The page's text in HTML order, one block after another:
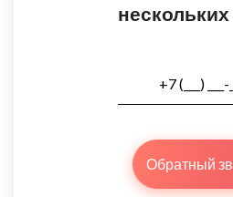
Обратный